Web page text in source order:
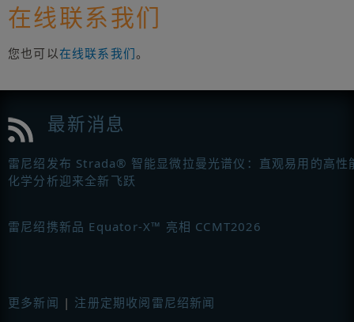
在线联系我们
您也可以在线联系我们。
最新消息
雷尼绍发布 Strada® 智能显微拉曼光谱仪：直观易用的高性
化学分析迎来全新飞跃
雷尼绍携新品 Equator-X™ 亮相 CCMT2026
更多新闻 | 注册定期收阅雷尼绍新闻